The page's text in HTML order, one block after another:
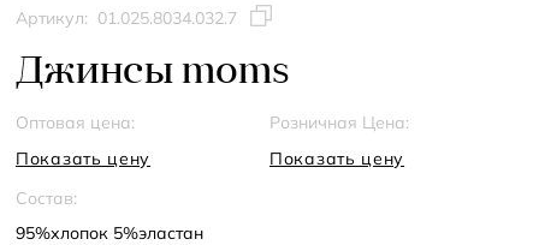
Артикул: 01.025.8034.032.7
Джинсы moms
Оптовая цена:
Показать цену
Розничная Цена:
Показать цену
Состав:
95%хлопок 5%эластан